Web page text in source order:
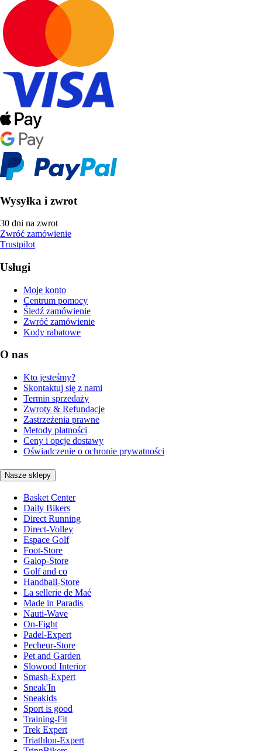
Wysyłka i zwrot
30 dni na zwrot
Zwróć zamówienie
Trustpilot
Usługi
Moje konto
Centrum pomocy
Śledź zamówienie
Zwróć zamówienie
Kody rabatowe
O nas
Kto jesteśmy?
Skontaktuj się z nami
Termin sprzedaży
Zwroty & Refundacje
Zastrzeżenia prawne
Metody płatności
Ceny i opcje dostawy
Oświadczenie o ochronie prywatności
Nasze sklepy
Basket Center
Daily Bikers
Direct Running
Direct-Volley
Espace Golf
Foot-Store
Galop-Store
Golf and co
Handball-Store
La sellerie de Maé
Made in Paradis
Nauti-Wave
On-Fight
Padel-Expert
Pecheur-Store
Pet and Garden
Slowood Interior
Smash-Expert
Sneak'In
Sneakids
Sport is good
Training-Fit
Trek Expert
Triathlon-Expert